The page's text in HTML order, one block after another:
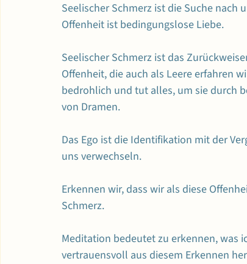
Seelischer Schmerz ist die Suche nach
Offenheit ist bedingungslose Liebe.
Seelischer Schmerz ist das
Offenheit, die auch als Leere erfahren
bedrohlich und tut alles, um sie durch
von Dramen.
Das Ego ist die Identifikation mit der
uns verwechseln.
Erkennen wir, dass wir als diese
Schmerz.
Meditation bedeutet zu erkennen, was
vertrauensvoll aus diesem Erkennen